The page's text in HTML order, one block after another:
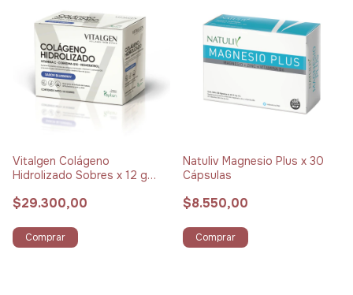
Vitalgen Colágeno
Hidrolizado Sobres x 12 g
$29.300,00
Comprar
Natuliv Magnesio Plus x 30
Cápsulas
$8.550,00
Comprar